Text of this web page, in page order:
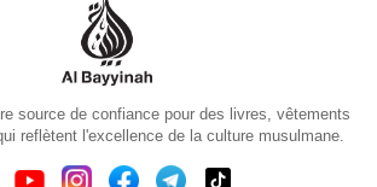
source de confiance pour des livres, vêtements
reflètent l'excellence de la culture musulmane.